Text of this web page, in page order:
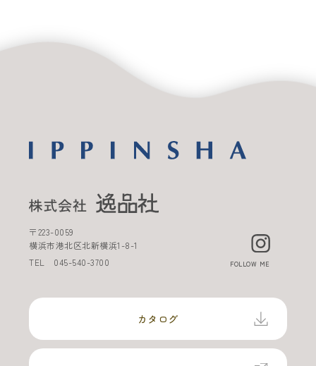
〒223-0059
横浜市港北区北新横浜1-8-1
TEL 045-540-3700 FOLLOW ME
カタログ